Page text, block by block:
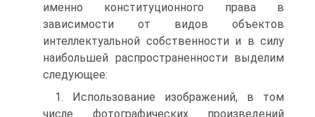
именно конституционного права в
зависимости от видов объектов
интеллектуальной собственности и в силу
наибольшей распространенности выделим
следующее:
1. Использование изображений, в том
числе фотографических произведений